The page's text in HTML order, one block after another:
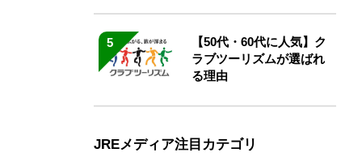
5
【50代・60代に人気】ク
ラブツーリズムが選ばれ
る理由
JREメディア注目カテゴリ